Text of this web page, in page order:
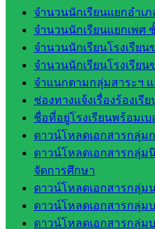
จำนวนนักเรียนแยกอำเภ
จำนวนนักเรียนแยกเพศ
จำนวนนักเรียนโรงเรียน
จำนวนนักเรียนโรงเรีย
จำแนกตามกลุ่มสาระฯ แ
ช่องทางแจ้งเรื่องร้องเ
ชื่อที่อยู่โรงเรียนพร้อมเ
ดาวน์โหลดเอกสารกลุ่ม
ดาวน์โหลดเอกสารกลุ่ม
จัดการศึกษา
ดาวน์โหลดเอกสารกลุ่ม
ดาวน์โหลดเอกสารกลุ่ม
ดาวน์โหลดเอกสารกลุ่ม
หลักสูตร
ต้าน
ทุจริต
ห้อง
นิเทศ
ศน.นิพนธ์
พรมพิไล
ห้อง
นิเทศ
ศน.ชยา
ธิศ/
ศน.อัญชลี
ห้อง